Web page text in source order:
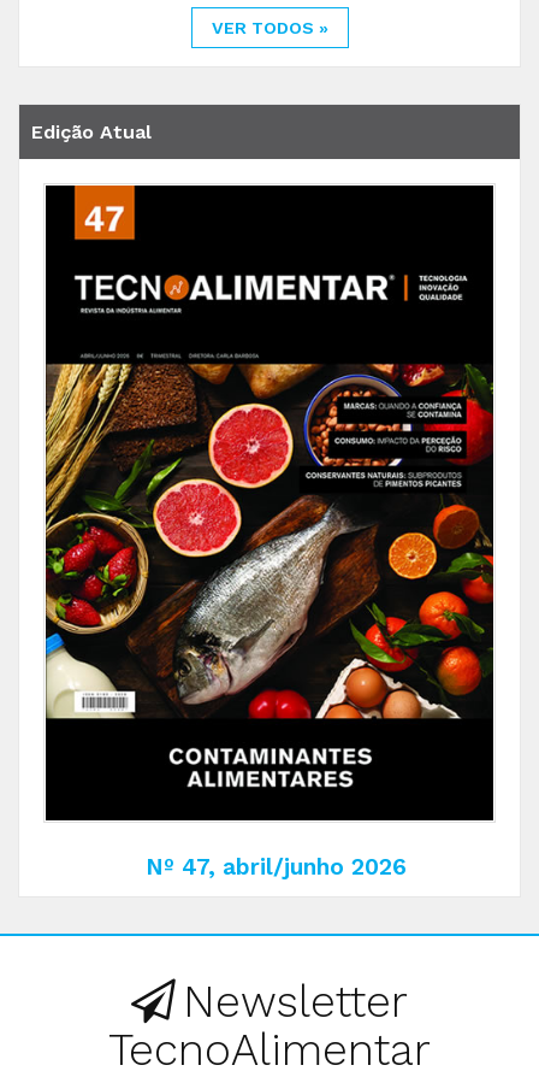
VER TODOS »
Edição Atual
Nº 47, abril/junho 2026
Newsletter
TecnoAlimentar